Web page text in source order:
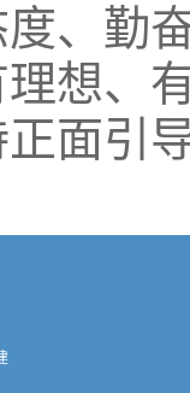
、勤
想、
面引